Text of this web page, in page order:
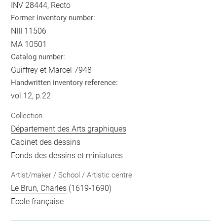
INV 28444, Recto
Former inventory number:
NIII 11506
MA 10501
Catalog number:
Guiffrey et Marcel 7948
Handwritten inventory reference:
vol.12, p.22
Collection
Département des Arts graphiques
Cabinet des dessins
Fonds des dessins et miniatures
Artist/maker / School / Artistic centre
Le Brun, Charles (1619-1690)
Ecole française